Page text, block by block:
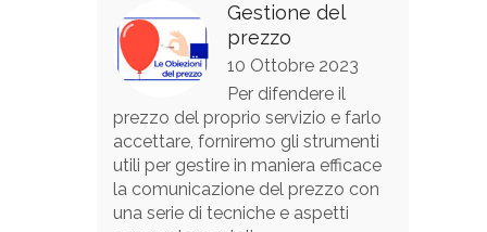
Gestione del
prezzo
10 Ottobre 2023
Per difendere il
prezzo del proprio servizio e farlo
accettare, forniremo gli strumenti
utili per gestire in maniera efficace
la comunicazione del prezzo con
una serie di tecniche e aspetti